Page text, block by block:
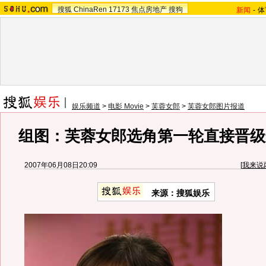
搜狐 ChinaRen 17173 焦点房地产 搜狗 新闻 -
娱乐频道 > 电影 Movie > 芙蓉女郎 > 芙蓉女郎图片报道
组图：芙蓉女郎选角第一轮直接晋
2007年06月08日20:09 [我来说
来源：搜狐娱乐